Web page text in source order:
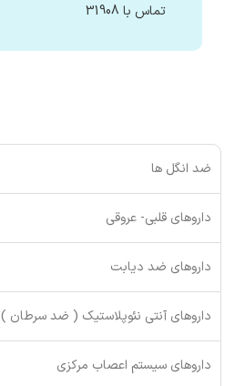
تماس با 31908
ضد انگل ها
داروهای قلبی- عروقی
داروهای ضد دیابت
داروهای آنتی نئوپلاستیک ( ضد سرطان )
داروهای سیستم اعصاب مرکزی